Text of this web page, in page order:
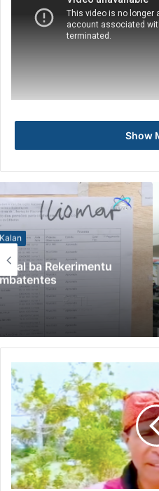
Show
Kazu Transferénsia
Singapura,